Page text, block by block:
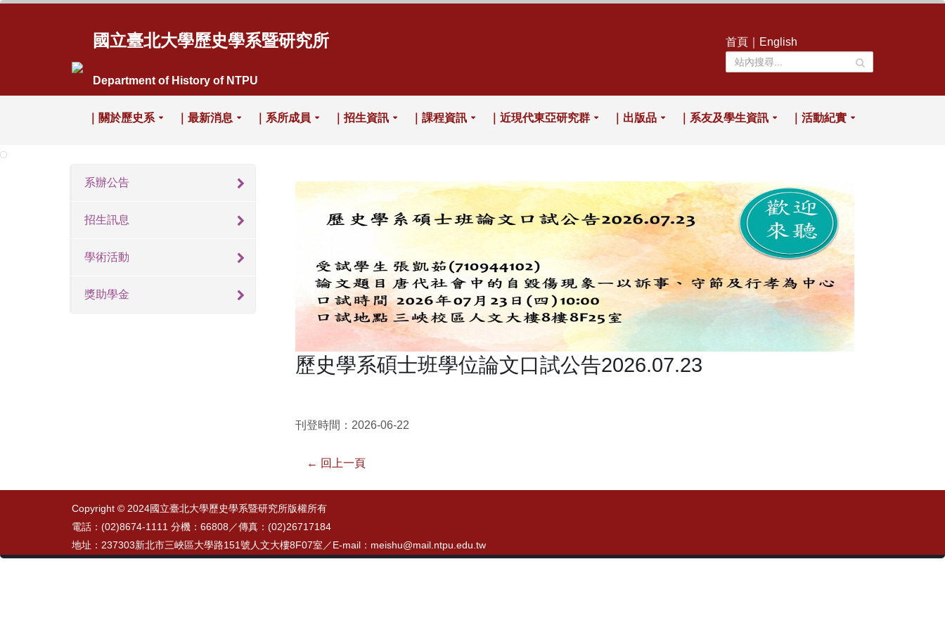
國立臺北大學歷史學系暨研究所
Department of History of NTPU
首頁 English
｜關於歷史系 ｜最新消息 ｜系所成員 ｜招生資訊 ｜課程資訊 ｜近現代東亞研究群 ｜出版品 ｜系友及學生資訊 ｜活動紀實
系辦公告
招生訊息
學術活動
獎助學金
歷史學系碩士班學位論文口試公告2026.07.23
刊登時間：2026-06-22
← 回上一頁
Copyright © 2024國立臺北大學歷史學系暨研究所版權所有
電話：(02)8674-1111 分機：66808／傳真：(02)26717184
地址：237303新北市三峽區大學路151號人文大樓8F07室／E-mail：meishu@mail.ntpu.edu.tw